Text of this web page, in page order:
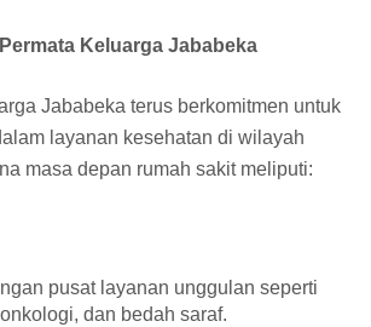
Keluarga Jababeka
Jababeka terus berkomitmen untuk
layanan kesehatan di wilayah
masa depan rumah sakit meliputi:
pusat layanan unggulan seperti
dan bedah saraf.